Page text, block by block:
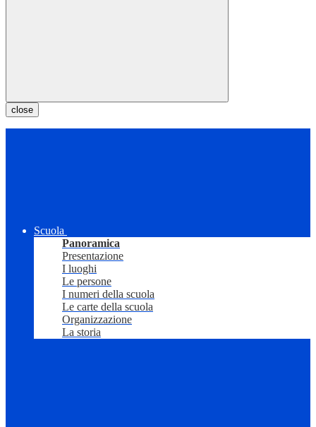
close
Scuola
Panoramica
Presentazione
I luoghi
Le persone
I numeri della scuola
Le carte della scuola
Organizzazione
La storia